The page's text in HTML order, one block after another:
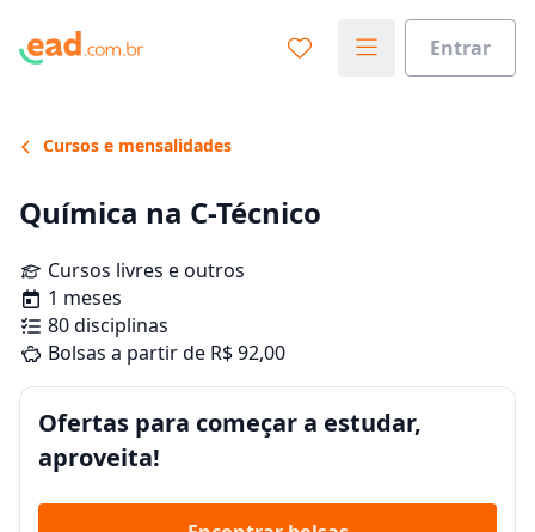
Entrar
Cursos e mensalidades
Química na C-Técnico
Cursos livres e outros
1 meses
80 disciplinas
Bolsas a partir de R$ 92,00
Ofertas para começar a estudar,
aproveita!